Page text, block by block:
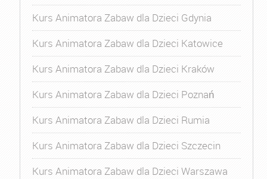
Kurs Animatora Zabaw dla Dzieci Gdynia
Kurs Animatora Zabaw dla Dzieci Katowice
Kurs Animatora Zabaw dla Dzieci Kraków
Kurs Animatora Zabaw dla Dzieci Poznań
Kurs Animatora Zabaw dla Dzieci Rumia
Kurs Animatora Zabaw dla Dzieci Szczecin
Kurs Animatora Zabaw dla Dzieci Warszawa